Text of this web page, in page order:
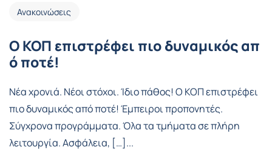
Ανακοινώσεις
Ο ΚΟΠ επιστρέφει πιο δυναμικός απ
ό ποτέ!
Νέα χρονιά. Νέοι στόχοι. Ίδιο πάθος! Ο ΚΟΠ επιστρέφει
πιο δυναμικός από ποτέ! Έμπειροι προπονητές.
Σύγχρονα προγράμματα. Όλα τα τμήματα σε πλήρη
λειτουργία. Ασφάλεια, […]...